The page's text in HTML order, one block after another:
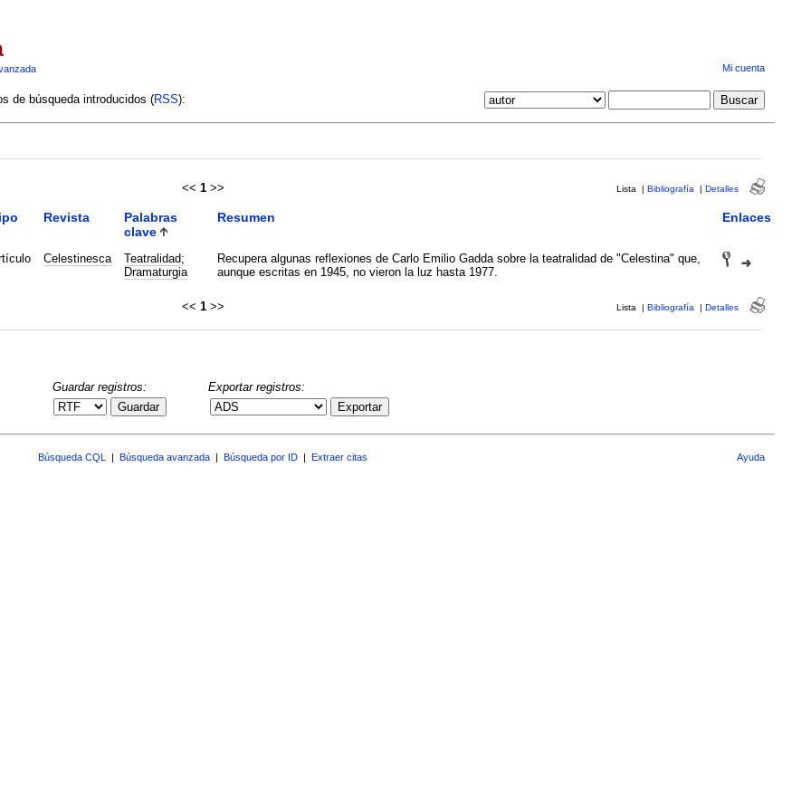
Mi cuenta
de búsqueda introducidos (RSS):
<< 1 >> Lista | Bibliografía | Detalles
Revista
Palabras
clave
Resumen Enlaces
Celestinesca Teatralidad;
Dramaturgia
Recupera algunas reflexiones de Carlo Emilio Gadda sobre la teatralidad de "Celestina" que,
aunque escritas en 1945, no vieron la luz hasta 1977.
<< 1 >> Lista | Bibliografía | Detalles
Guardar registros:
Guardar
Exportar registros:
Exportar
Búsqueda CQL Búsqueda avanzada Búsqueda por ID Extraer citas Ayuda